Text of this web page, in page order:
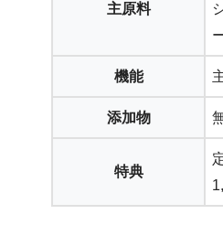
主原料
機能
添加物
特典